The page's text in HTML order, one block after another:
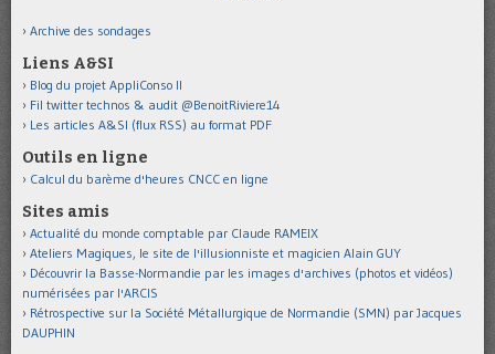
Archive des sondages
Liens A&SI
Blog du projet AppliConso II
Fil twitter technos & audit @BenoitRiviere14
Les articles A&SI (flux RSS) au format PDF
Outils en ligne
Calcul du barème d'heures CNCC en ligne
Sites amis
Actualité du monde comptable par Claude RAMEIX
Ateliers Magiques, le site de l'illusionniste et magicien Alain GUY
Découvrir la Basse-Normandie par les images d'archives (photos et vidéos)
numérisées par l'ARCIS
Rétrospective sur la Société Métallurgique de Normandie (SMN) par Jacques
DAUPHIN